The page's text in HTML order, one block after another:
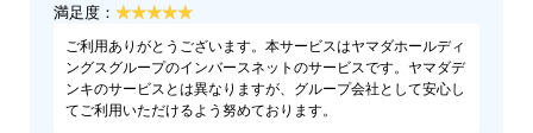
満足度：
ご利用ありがとうございます。本サービスはヤマダホールディ
ングスグループのインバースネットのサービスです。ヤマダデ
ンキのサービスとは異なりますが、グループ会社として安心し
てご利用いただけるよう努めております。